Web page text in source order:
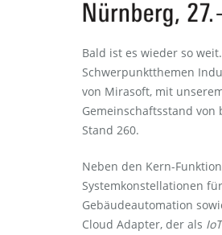
Bald ist es wieder so
Schwerpunktthemen
von Mirasoft, mit
Gemeinschaftsstand
Stand 260.
Neben den Kern-
Systemkonstellationen
Gebäudeautomation
Cloud Adapter, der als